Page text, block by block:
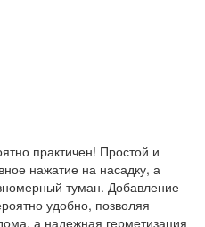
практичен! Простой и
нажатие на насадку, а
туман. Добавление
удобно, позволяя
а надежная герметизация